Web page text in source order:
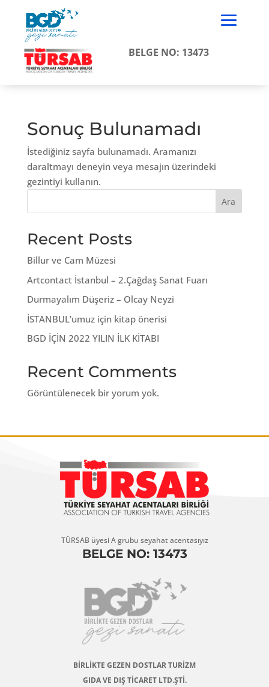
BELGE NO: 13473
Sonuç Bulunamadı
İstediğiniz sayfa bulunamadı. Aramanızı
daraltmayı deneyin veya mesajın üzerindeki
gezintiyi kullanın.
Ara
Recent Posts
Billur ve Cam Müzesi
Artcontact İstanbul – 2.Çağdaş Sanat Fuarı
Durmayalım Düşeriz – Olcay Neyzi
İSTANBUL’umuz için kitap önerisi
BGD İÇİN 2022 YILIN İLK KİTABI
Recent Comments
Görüntülenecek bir yorum yok.
TÜRSAB üyesi A grubu seyahat acentasıyız
BELGE NO: 13473
BİRLİKTE GEZEN DOSTLAR TURİZM
GIDA VE DIŞ TİCARET LTD.ŞTİ.